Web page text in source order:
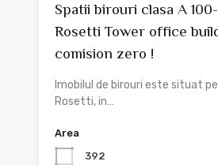
Spatii birouri clasa A
Rosetti Tower office
comision zero !
Imobilul de birouri este situat
Rosetti, in…
Area
392